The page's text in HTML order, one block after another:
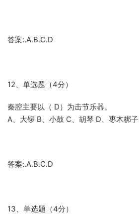
答案:.A.B.C.D
12、单选题（4分）
秦腔主要以（ D）为击节乐器。
A、大锣 B、小鼓 C、胡琴 D、枣木梆子
答案:.A.B.C.D
13、单选题（4分）